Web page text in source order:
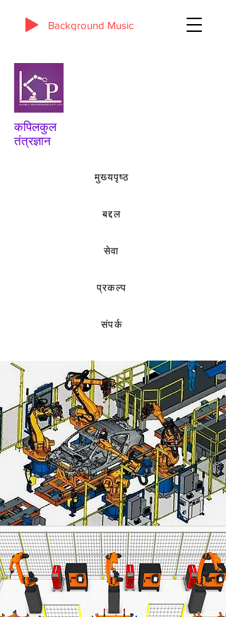
Background Music
कपिलकुल
तंत्रज्ञान
मुख्यपृष्ठ
बद्दल
सेवा
प्रकल्प
संपर्क